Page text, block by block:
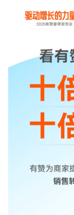
入驻有赞
有赞云